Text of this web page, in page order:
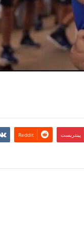
پینتریست Reddit